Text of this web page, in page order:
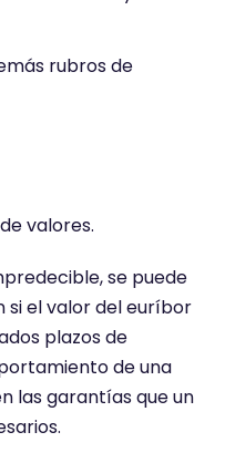
rubros de
valores.
se puede
el valor del euríbor
plazos de
de una
las garantías que un